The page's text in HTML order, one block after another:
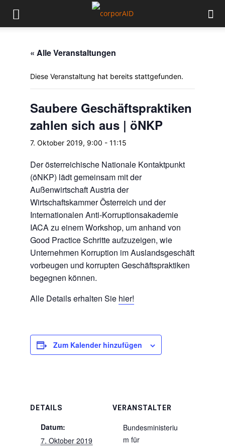
« Alle Veranstaltungen
Diese Veranstaltung hat bereits stattgefunden.
Saubere Geschäftspraktiken
zahlen sich aus | öNKP
7. Oktober 2019, 9:00 - 11:15
Der österreichische Nationale Kontaktpunkt
(öNKP) lädt gemeinsam mit der
Außenwirtschaft Austria der
Wirtschaftskammer Österreich und der
Internationalen Anti-Korruptionsakademie
IACA zu einem Workshop, um anhand von
Good Practice Schritte aufzuzeigen, wie
Unternehmen Korruption im Auslandsgeschäft
vorbeugen und korrupten Geschäftspraktiken
begegnen können.
Alle Details erhalten Sie hier!
Zum Kalender hinzufügen
DETAILS
Datum:
7. Oktober 2019
VERANSTALTER
Bundesministeriu
m für